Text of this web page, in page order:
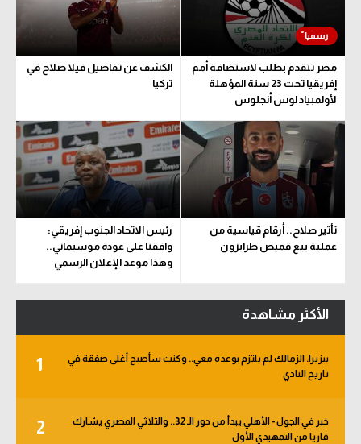
مصر تتقدم بطلب لاستضافة أمم
إفريقيا تحت 23 سنة المؤهلة
لأولمبياد لوس أنجلوس
الكشف عن تفاصيل فيلا صلاح في
تركيا
تأثير صلاح.. أرقام قياسية من
عملية بيع قميص طرابزون
رئيس الاتحاد الجنوب إفريقي:
وافقنا على عودة موسيماني..
وهذا موعد الإعلان الرسمي
الأكثر مشاهدة
1
بيزيرا: الزمالك لم يلتزم بوعده معي.. وكنت سأصبح أغلى صفقة في
تاريخ النادي
2
خبر في الجول - الأهلي يبدأ من دور الـ 32.. والثلاثي المصري يشارك
قاريا من التمهيدي الأول